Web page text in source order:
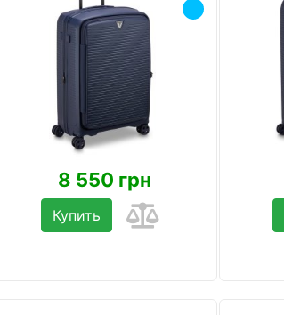
8 550 грн
Купить